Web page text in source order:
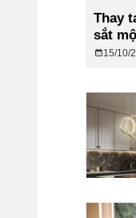
Thay
sắt
15/10/